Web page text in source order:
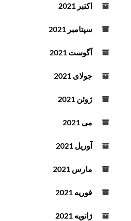
اکتبر 2021
سپتامبر 2021
آگوست 2021
جولای 2021
ژوئن 2021
می 2021
آوریل 2021
مارس 2021
فوریه 2021
ژانویه 2021